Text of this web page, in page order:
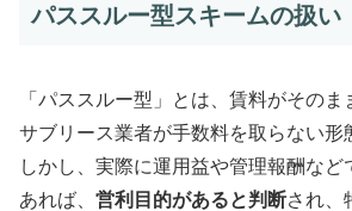
パススルー型スキームの扱い
「パススルー型」とは、賃料がそのま
サブリース業者が手数料を取らない形
しかし、実際に運用益や管理報酬な
あれば、 営利目的があると判断され、